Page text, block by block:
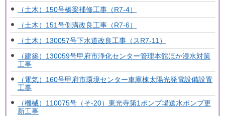
（土木）150号橋梁補修工事（R7-4）
（土木）151号側溝改良工事（R7-6）
（土木）130057号下水道改良工事（スR7-11）
（建築）130059号甲府市浄化センター管理本館ほか浸水対策
工事
（電気）160号甲府市環境センター車庫棟太陽光発電設備設置
工事
（機械）110075号（そ-20）東光寺第1ポンプ場送水ポンプ更
新工事